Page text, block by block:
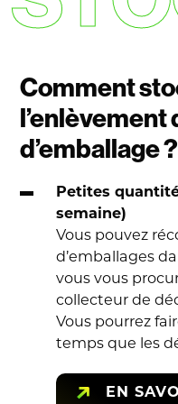
Comment
l’enlèvement
d’emballage ?
Petites
semaine)
Vous pouvez
d’emballages
vous vous
collecteur de
Vous pourrez
temps que les
EN